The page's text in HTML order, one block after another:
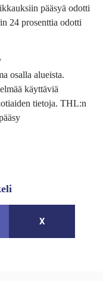
pääsyä odotti
24 prosenttia odotti
osalla alueista.
käyttäviä
tietoja. THL:n
X